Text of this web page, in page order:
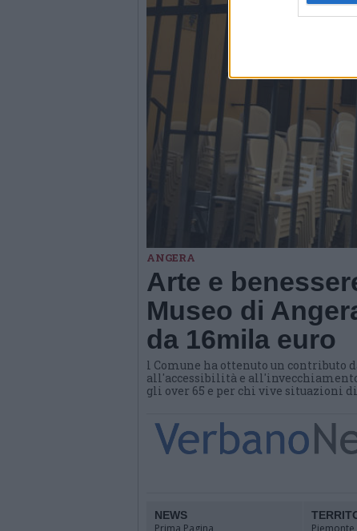
ANGERA
Arte e
Museo di
da 16mila euro
l Comune ha ottenuto un contributo
all'accessibilità e
gli over 65 e per chi vive situazioni
NEWS
Prima Pagina Piemonte